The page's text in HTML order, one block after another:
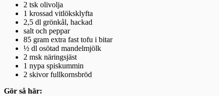
2 tsk olivolja
1 krossad vitlöksklyfta
2,5 dl grönkål, hackad
salt och peppar
85 gram extra fast tofu i bitar
½ dl osötad mandelmjölk
2 msk näringsjäst
1 nypa spiskummin
2 skivor fullkornsbröd
Gör så här: